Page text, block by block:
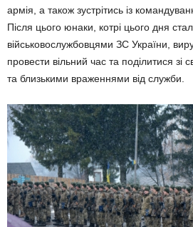
армія, а також зустрітись із
Після цього юнаки, котрі цього дня
військовослужбовцями ЗС України,
провести вільний час та поділитися зі
та близькими враженнями від служби.